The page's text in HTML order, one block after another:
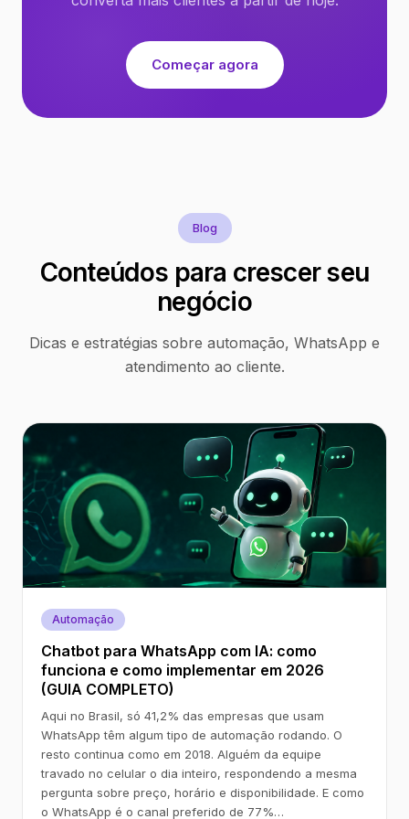
Começar agora
Blog
Conteúdos para crescer seu
negócio
Dicas e estratégias sobre automação, WhatsApp e
atendimento ao cliente.
Automação
Chatbot para WhatsApp com IA: como
funciona e como implementar em 2026
(GUIA COMPLETO)
Aqui no Brasil, só 41,2% das empresas que usam
WhatsApp têm algum tipo de automação rodando. O
resto continua como em 2018. Alguém da equipe
travado no celular o dia inteiro, respondendo a mesma
pergunta sobre preço, horário e disponibilidade. E como
o WhatsApp é o canal preferido de 77%…